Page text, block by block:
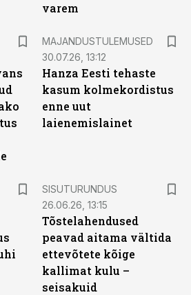
varem
MAJANDUSTULEMUSED
30.07.26, 13:12
Hanza Eesti tehaste
kasum kolmekordistus
enne uut
laienemislainet
SISUTURUNDUS
26.06.26, 13:15
Tõstelahendused
peavad aitama vältida
ettevõtete kõige
kallimat kulu –
seisakuid